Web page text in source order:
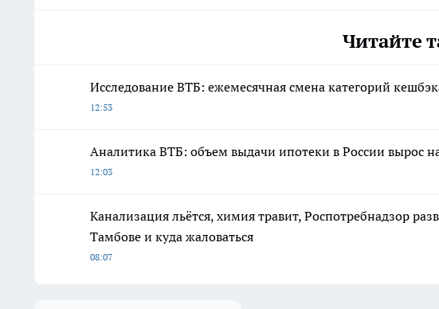
Читайте
Исследование ВТБ: ежемесячная смена категорий
12:53
Аналитика ВТБ: объем выдачи ипотеки в России вырос
12:03
Канализация льётся, химия травит, Роспотребнадзор
Тамбове и куда жаловаться
08:07